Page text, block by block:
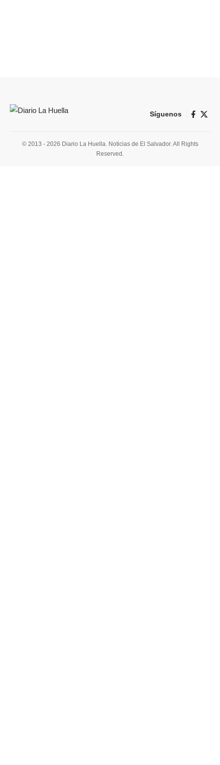
Síguenos
© 2013 - 2026 Diario La Huella. Noticias de El Salvador. All Rights
Reserved.